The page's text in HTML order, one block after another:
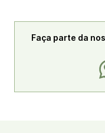
Faça parte da